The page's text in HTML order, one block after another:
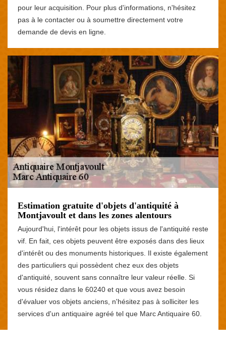
pour leur acquisition. Pour plus d'informations, n'hésitez
pas à le contacter ou à soumettre directement votre
demande de devis en ligne.
Estimation gratuite d'objets d'antiquité à
Montjavoult et dans les zones alentours
Aujourd'hui, l'intérêt pour les objets issus de l'antiquité reste
vif. En fait, ces objets peuvent être exposés dans des lieux
d'intérêt ou des monuments historiques. Il existe également
des particuliers qui possèdent chez eux des objets
d'antiquité, souvent sans connaître leur valeur réelle. Si
vous résidez dans le 60240 et que vous avez besoin
d'évaluer vos objets anciens, n'hésitez pas à solliciter les
services d'un antiquaire agréé tel que Marc Antiquaire 60.